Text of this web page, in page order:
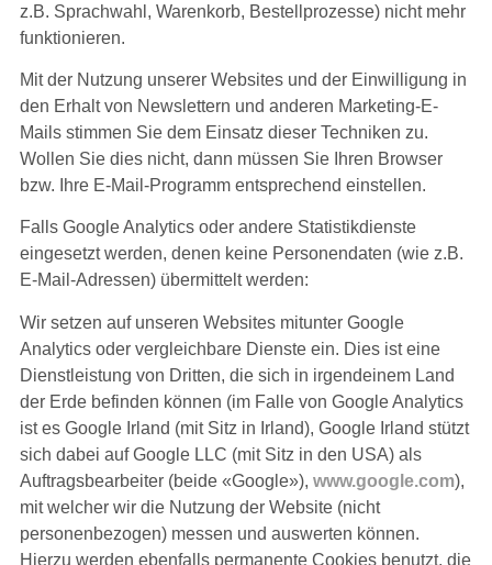
z.B. Sprachwahl, Warenkorb, Bestellprozesse) nicht mehr
funktionieren.
Mit der Nutzung unserer Websites und der Einwilligung in
den Erhalt von Newslettern und anderen Marketing-E-
Mails stimmen Sie dem Einsatz dieser Techniken zu.
Wollen Sie dies nicht, dann müssen Sie Ihren Browser
bzw. Ihre E-Mail-Programm entsprechend einstellen.
Falls Google Analytics oder andere Statistikdienste
eingesetzt werden, denen keine Personendaten (wie z.B.
E-Mail-Adressen) übermittelt werden:
Wir setzen auf unseren Websites mitunter Google
Analytics oder vergleichbare Dienste ein. Dies ist eine
Dienstleistung von Dritten, die sich in irgendeinem Land
der Erde befinden können (im Falle von Google Analytics
ist es Google Irland (mit Sitz in Irland), Google Irland stützt
sich dabei auf Google LLC (mit Sitz in den USA) als
Auftragsbearbeiter (beide «Google»), www.google.com),
mit welcher wir die Nutzung der Website (nicht
personenbezogen) messen und auswerten können.
Hierzu werden ebenfalls permanente Cookies benutzt, die